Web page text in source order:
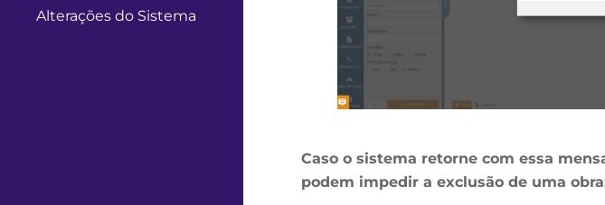
Alterações do Sistema
Caso o sistema retorne com essa
podem impedir a exclusão de uma